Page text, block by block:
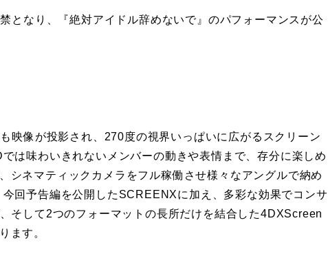
となり、『絶対アイドル辞めないで』のパフォーマンスが公
映像が投影され、270度の視界いっぱいに広がるスクリーン
は味わいきれないメンバーの動きや表情まで、存分に楽しめ
シネマティックカメラをフル稼働させ様々なアングルで納め
回予告編を公開したSCREENXに加え、多彩な効果でコンサ
そして2つのフォーマットの長所だけを結合した4DXScreen
ます。